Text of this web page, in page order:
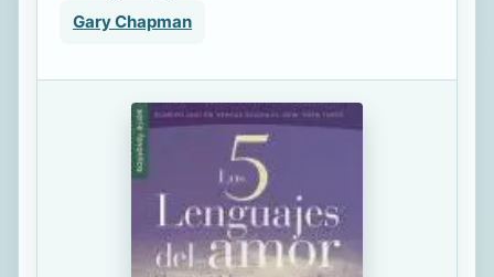
Gary Chapman